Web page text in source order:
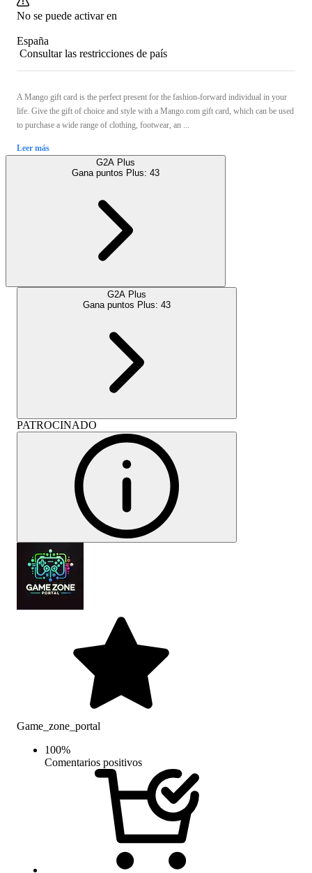
No se puede activar en
España
Consultar las restricciones de país
A Mango gift card is the perfect present for the fashion-forward individual in your
life. Give the gift of choice and style with a Mango.com gift card, which can be used
to purchase a wide range of clothing, footwear, an ...
Leer más
G2A Plus
Gana puntos Plus: 43
G2A Plus
Gana puntos Plus: 43
PATROCINADO
Game_zone_portal
100%
Comentarios positivos